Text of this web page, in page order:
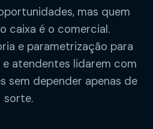
mas quem
caixa é o comercial.
e parametrização para
atendentes lidarem com
sem depender apenas de
sorte.